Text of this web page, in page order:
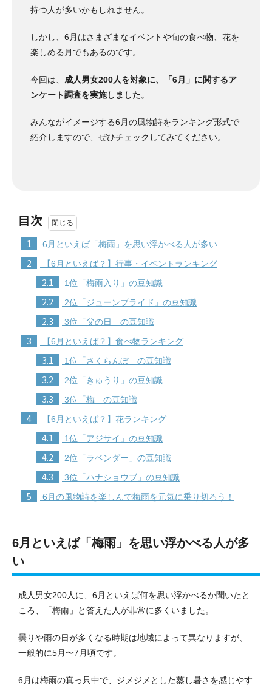
持つ人が多いかもしれません。
しかし、6月はさまざまなイベントや旬の食べ物、花を
楽しめる月でもあるのです。
今回は、 成人男女200人を対象に、「6月」に関するア
ンケート調査を実施しました。
みんながイメージする6月の風物詩をランキング形式で
紹介しますので、ぜひチェックしてみてください。
目次
1 6月といえば「梅雨」を思い浮かべる人が多い
2 【6月といえば？】行事・イベントランキング
2.1 1位「梅雨入り」の豆知識
2.2 2位「ジューンブライド」の豆知識
2.3 3位「父の日」の豆知識
3 【6月といえば？】食べ物ランキング
3.1 1位「さくらんぼ」の豆知識
3.2 2位「きゅうり」の豆知識
3.3 3位「梅」の豆知識
4 【6月といえば？】花ランキング
4.1 1位「アジサイ」の豆知識
4.2 2位「ラベンダー」の豆知識
4.3 3位「ハナショウブ」の豆知識
5 6月の風物詩を楽しんで梅雨を元気に乗り切ろう！
6月といえば「梅雨」を思い浮かべる人が多
い
成人男女200人に、6月といえば何を思い浮かべるか聞いたと
ころ、「梅雨」と答えた人が非常に多くいました。
曇りや雨の日が多くなる時期は地域によって異なりますが、
一般的に5月〜7月頃です。
6月は梅雨の真っ只中で、ジメジメとした蒸し暑さを感じやす